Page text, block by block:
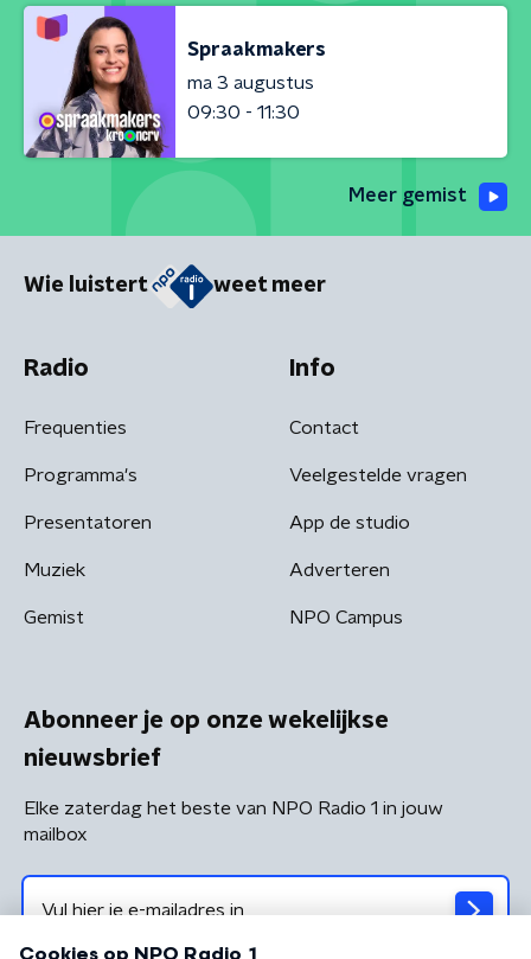
Spraakmakers
ma 3 augustus
09:30 - 11:30
Meer gemist
Wie luistert weet meer
Radio
Frequenties
Programma's
Presentatoren
Muziek
Gemist
Info
Contact
Veelgestelde vragen
App de studio
Adverteren
NPO Campus
Abonneer je op onze wekelijkse
nieuwsbrief
Elke zaterdag het beste van NPO Radio 1 in jouw
mailbox